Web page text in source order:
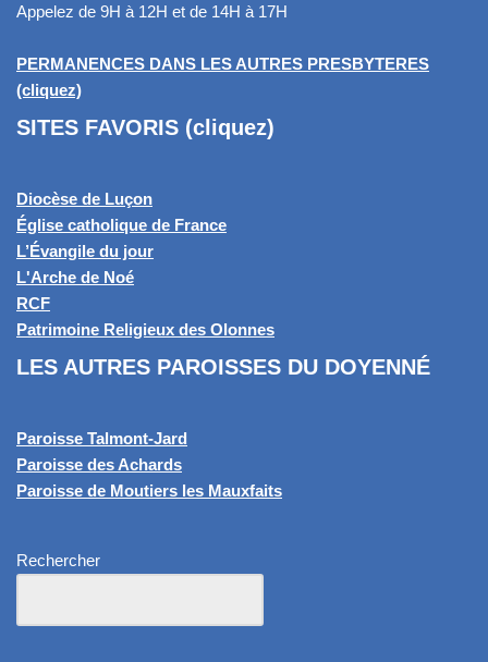
Appelez de 9H à 12H et de 14H à 17H
PERMANENCES DANS LES AUTRES PRESBYTERES
(cliquez)
SITES FAVORIS (cliquez)
Diocèse de Luçon
Église catholique de France
L’Évangile du jour
L'Arche de Noé
RCF
Patrimoine Religieux des Olonnes
LES AUTRES PAROISSES DU DOYENNÉ
Paroisse Talmont-Jard
Paroisse des Achards
Paroisse de Moutiers les Mauxfaits
Rechercher